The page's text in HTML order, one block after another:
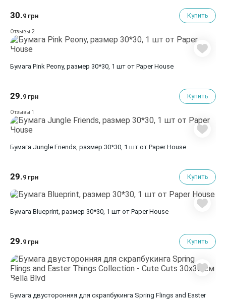
30.9 грн Купить
Отзывы 2
Бумага Pink Peony, размер 30*30, 1 шт от Paper House
29.9 грн Купить
Отзывы 1
Бумага Jungle Friends, размер 30*30, 1 шт от Paper House
29.9 грн Купить
Бумага Blueprint, размер 30*30, 1 шт от Paper House
29.9 грн Купить
Бумага двусторонняя для скрапбукинга Spring Flings and Easter